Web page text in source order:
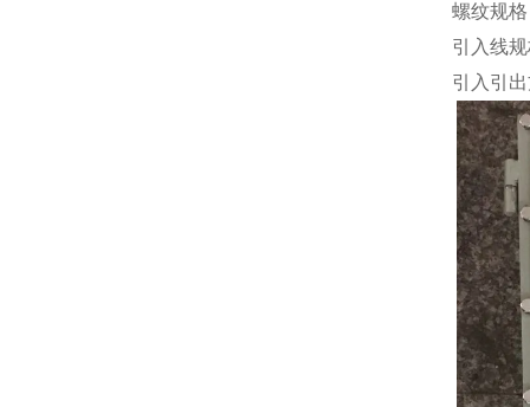
螺纹规
引入线
引入引